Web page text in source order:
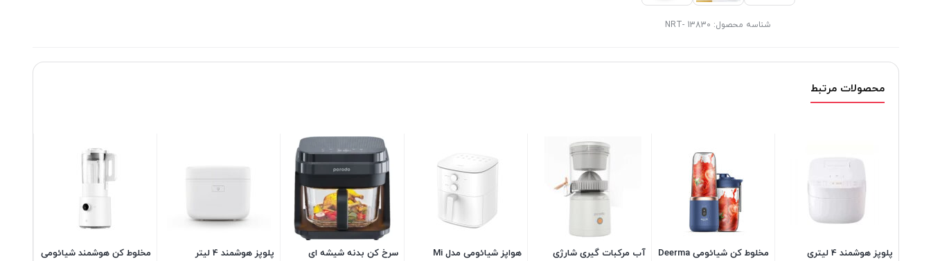
شناسه محصول: 13830 -NRT
محصولات مرتبط
پلوپز هوشمند 4 لیتری
مخلوط کن شیائومی Deerma
آب مرکبات‌ گیری شارژی
هواپز شیائومی مدل Mi
سرخ کن بدنه شیشه ای
پلوپز هوشمند 4 لیتر
مخلوط کن هوشمند شیائومی